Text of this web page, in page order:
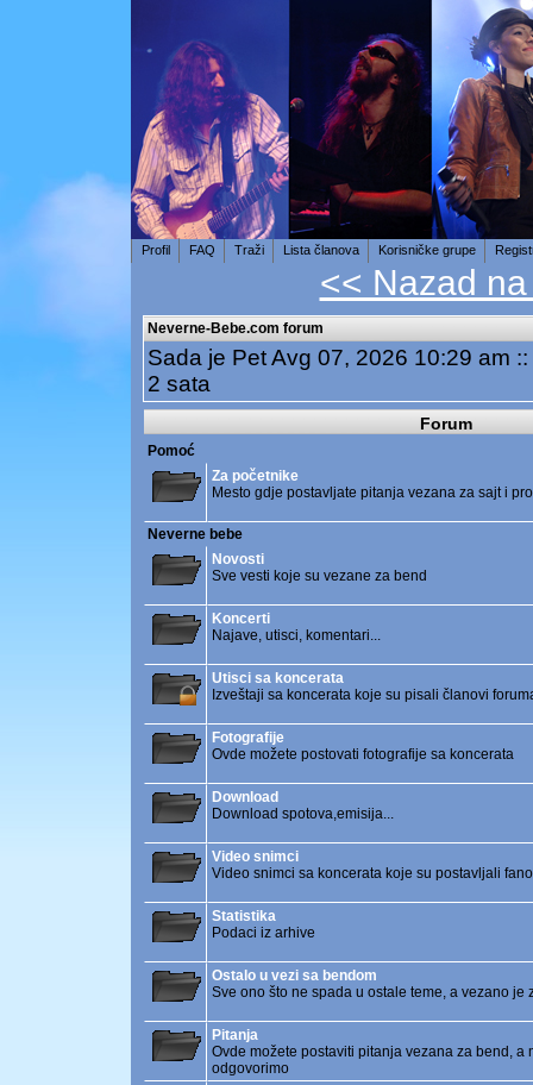
Profil FAQ Traži Lista članova Korisničke grupe
<< Nazad
Neverne-Bebe.com forum
Sada je Pet Avg 07, 2026 10:29 am
2 sata
Forum
Pomoć
Za početnike
Mesto gdje postavljate pitanja vezana za sajt i
Neverne bebe
Novosti
Sve vesti koje su vezane za bend
Koncerti
Najave, utisci, komentari...
Utisci sa koncerata
Izveštaji sa koncerata koje su pisali članovi
Fotografije
Ovde možete postovati fotografije sa koncerata
Download
Download spotova,emisija...
Video snimci
Video snimci sa koncerata koje su postavljali
Statistika
Podaci iz arhive
Ostalo u vezi sa bendom
Sve ono što ne spada u ostale teme, a vezano je
Pitanja
Ovde možete postaviti pitanja vezana za bend, a
odgovorimo